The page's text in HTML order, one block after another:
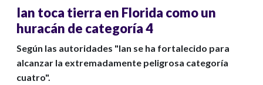
Ian toca tierra en Florida como un
huracán de categoría 4
Según las autoridades "Ian se ha fortalecido para
alcanzar la extremadamente peligrosa categoría
cuatro".